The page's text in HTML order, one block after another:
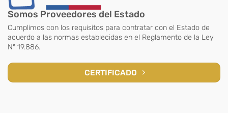
Somos Proveedores del Estado
Cumplimos con los requisitos para contratar con el Estado de
acuerdo a las normas establecidas en el Reglamento de la Ley
N° 19.886.
CERTIFICADO